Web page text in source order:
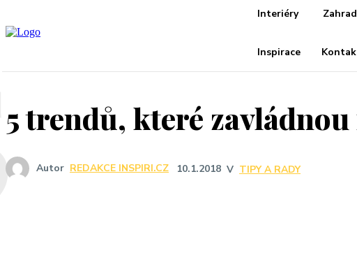
Interiéry
Inspirace
5 trendů, které
Autor REDAKCE INSPIRI.CZ 10.1.2018 V TIPY A RADY